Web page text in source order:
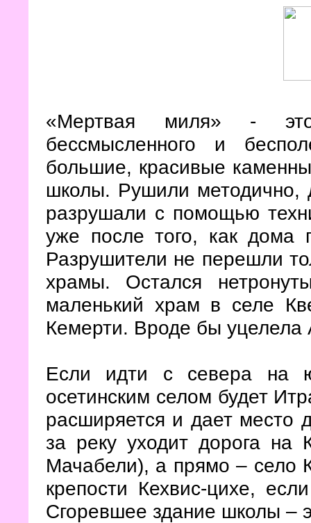
«Мертвая миля» - это
бессмысленного и
большие, красивые
школы. Рушили
разрушали с помощью
уже после того, как дома
Разрушители не перешли
храмы. Остался
маленький храм в селе
Кемерти. Вроде бы уцелела
Если идти с севера
осетинским селом будет
расширяется и дает место
за реку уходит дорога на
Мачабели), а прямо – село
крепости Кехвис-цихе,
Сгоревшее здание школы –